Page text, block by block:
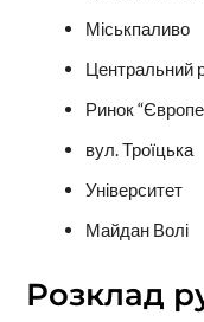
Міськпаливо
Центральний
Ринок
вул. Троїцька
Університет
Майдан Волі
Розклад